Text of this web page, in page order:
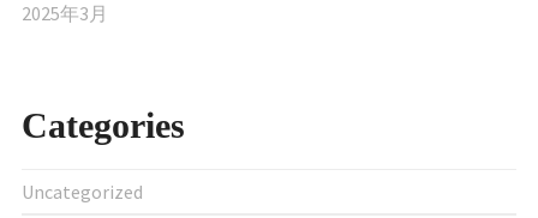
2025年3月
Categories
Uncategorized